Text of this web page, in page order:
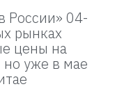
России» 04-
рынках
цены на
уже в мае